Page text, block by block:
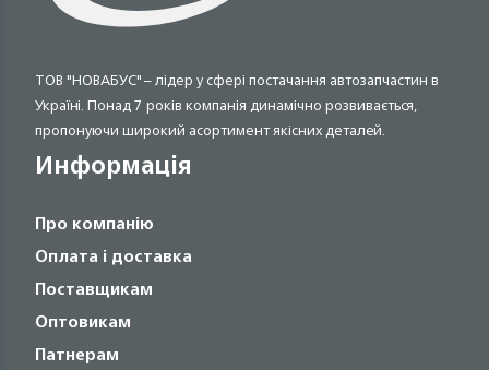
ТОВ "НОВАБУС" – лідер у сфері постачання автозапчастин в
Україні. Понад 7 років компанія динамічно розвивається,
пропонуючи широкий асортимент якісних деталей.
Информація
Про компанію
Оплата і доставка
Поставщикам
Оптовикам
Патнерам